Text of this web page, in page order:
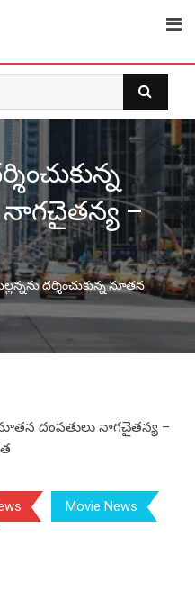
నాగచైతన్య –
దర్శించుకున్న నూతన
Movie News